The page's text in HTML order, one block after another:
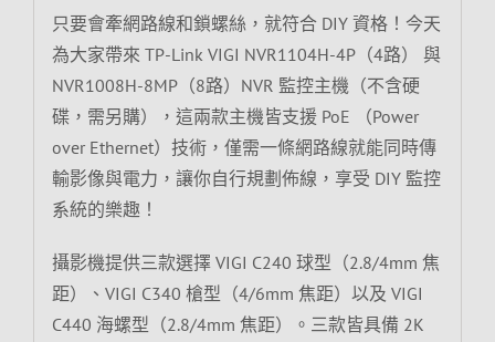
只要會牽網路線和鎖螺絲，就符合 DIY 資格！今天
為大家帶來 TP-Link VIGI NVR1104H-4P（4路） 與
NVR1008H-8MP（8路）NVR 監控主機（不含硬
碟，需另購），這兩款主機皆支援 PoE （Power
over Ethernet）技術，僅需一條網路線就能同時傳
輸影像與電力，讓你自行規劃佈線，享受 DIY 監控
系統的樂趣！
攝影機提供三款選擇 VIGI C240 球型（2.8/4mm 焦
距）、VIGI C340 槍型（4/6mm 焦距）以及 VIGI
C440 海螺型（2.8/4mm 焦距）。三款皆具備 2K